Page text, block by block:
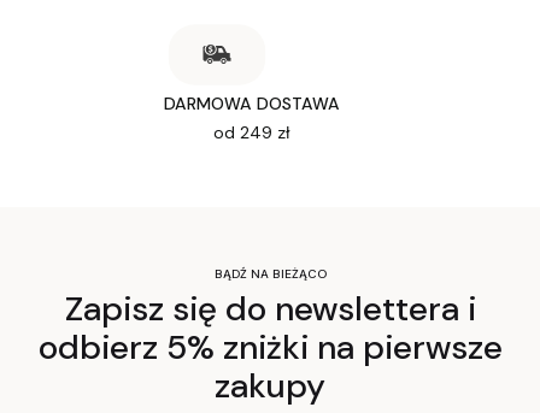
DARMOWA DOSTAWA
od 249 zł
BĄDŹ NA BIEŻĄCO
Zapisz się do newslettera i
odbierz 5% zniżki na pierwsze
zakupy